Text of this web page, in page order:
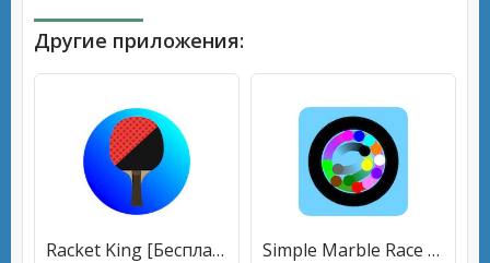
Другие приложения:
Racket King [Бесплатные покупки] Simple Marble Race [Бесплатные покупки]